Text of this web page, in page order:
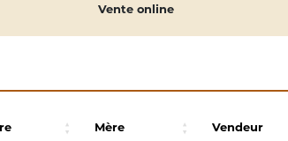
Vente online
Mère Vendeur